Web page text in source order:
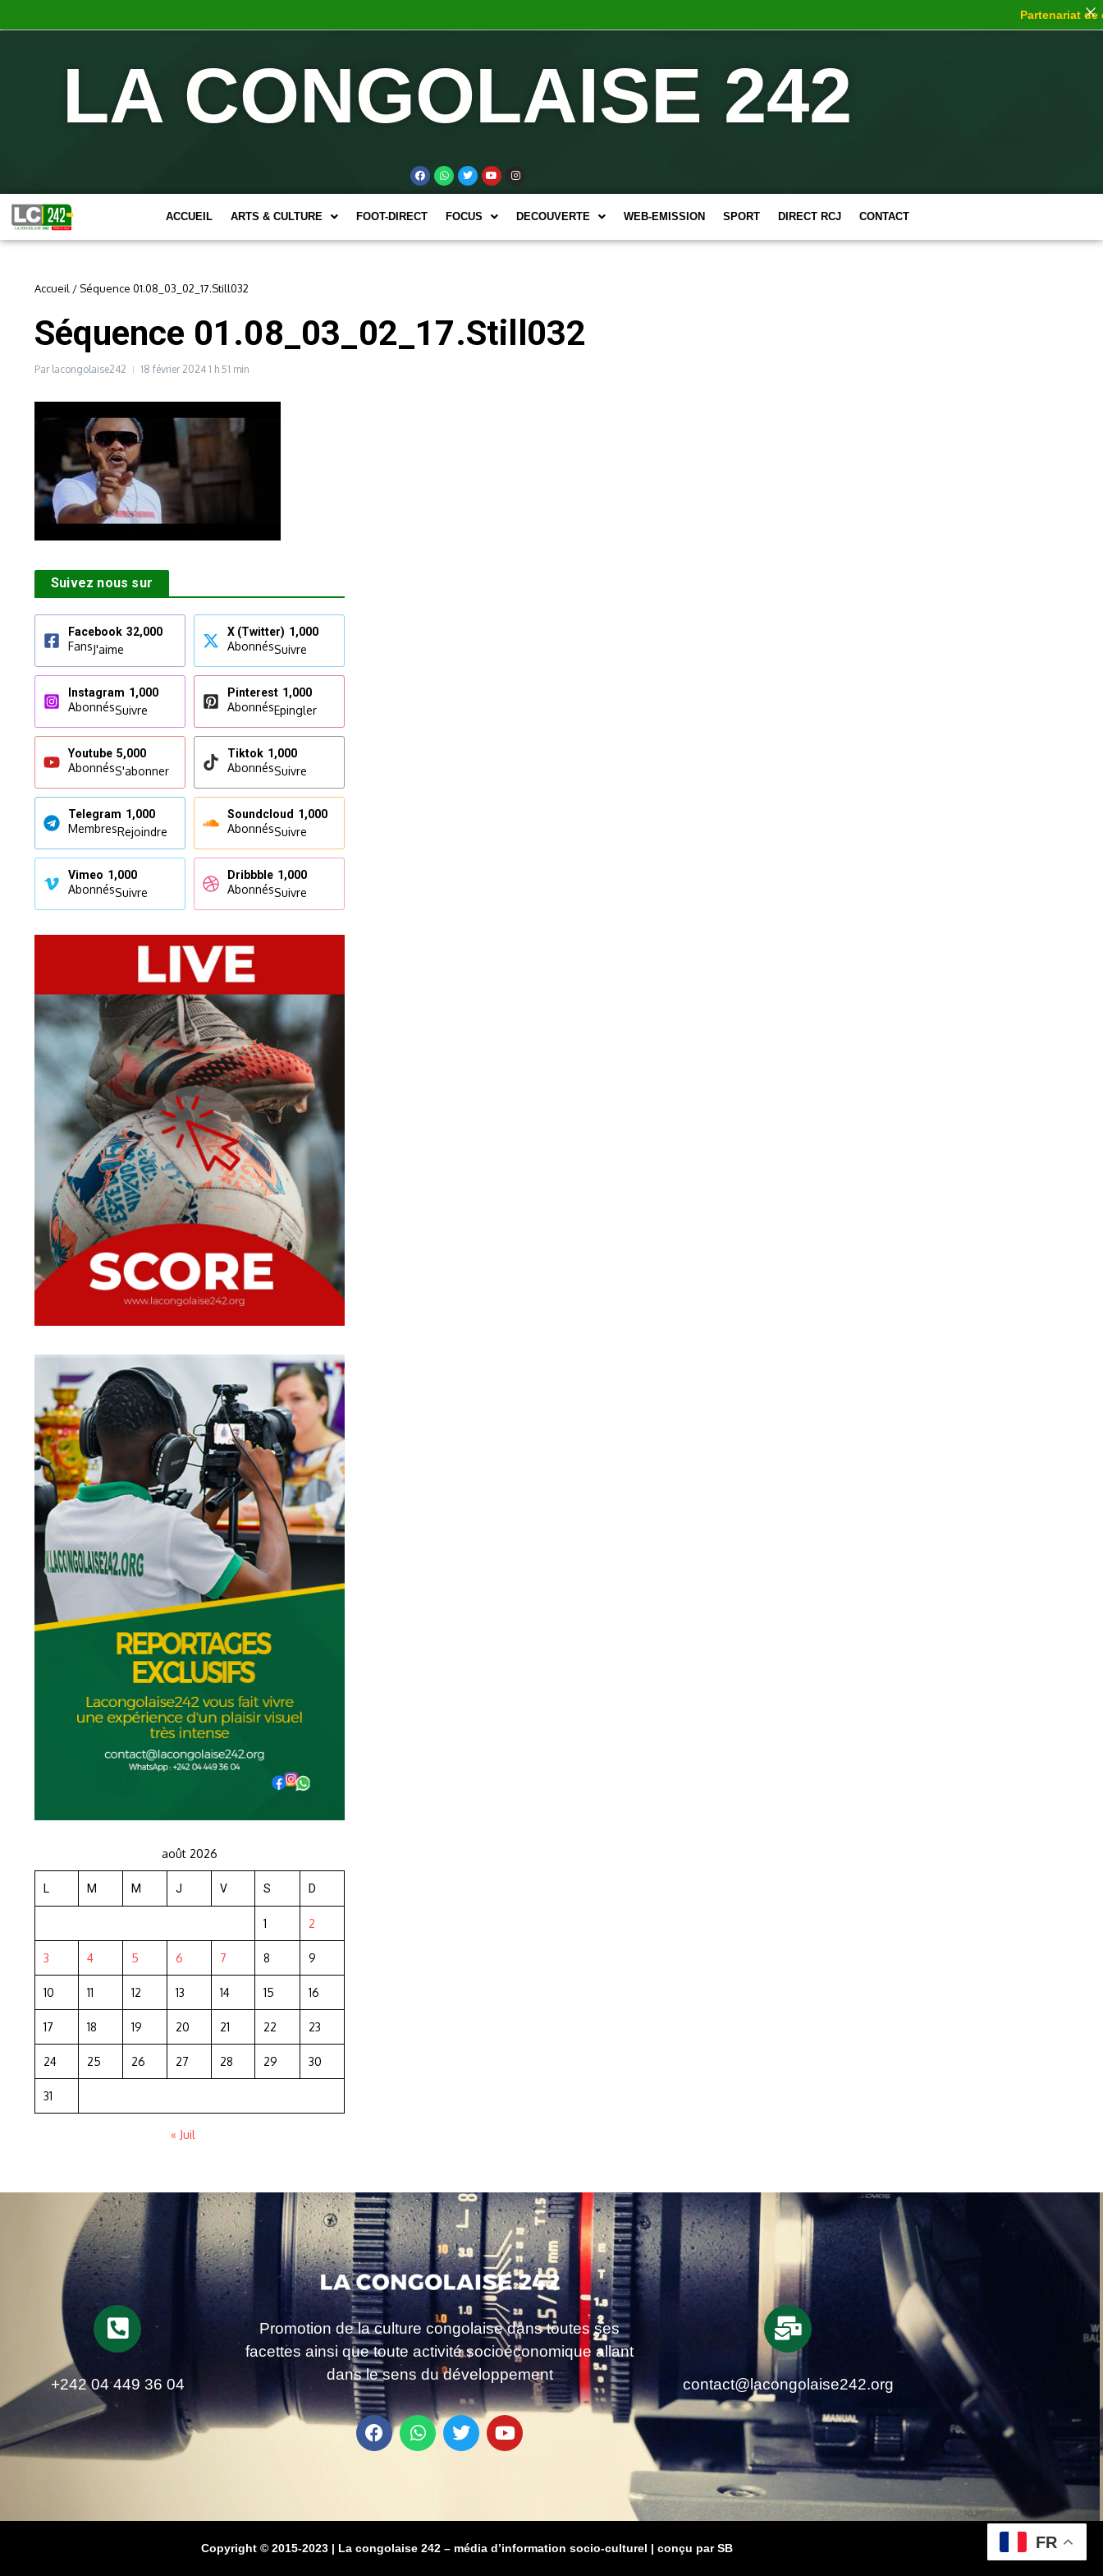
LA CONGOLAISE 242
ACCUEIL ARTS & CULTURE FOOT-DIRECT FOCUS DECOUVERTE WEB-EMISSION SPORT DIRECT RCJ CONTACT
Accueil / Séquence 01.08_03_02_17.Still032
Séquence 01.08_03_02_17.Still032
Par lacongolaise242 18 février 2024 1 h 51 min
Suivez nous sur
Facebook 32,000
FansJ'aime
X (Twitter) 1,000
AbonnésSuivre
Instagram 1,000
AbonnésSuivre
Pinterest 1,000
AbonnésEpingler
Youtube 5,000
AbonnésS'abonner
Tiktok 1,000
AbonnésSuivre
Telegram 1,000
MembresRejoindre
Soundcloud 1,000
AbonnésSuivre
Vimeo 1,000
AbonnésSuivre
Dribbble 1,000
AbonnésSuivre
août 2026
L M M J V S D
1 2
3 4 5 6 7 8 9
10 11 12 13 14 15 16
17 18 19 20 21 22 23
24 25 26 27 28 29 30
31
« Juil
+242 04 449 36 04
Promotion de la culture congolaise dans toutes ses
facettes ainsi que toute activité socioéconomique allant
dans le sens du développement
contact@lacongolaise242.org
Copyright © 2015-2023 | La congolaise 242 – média d’information socio-culturel | conçu par SB
Partenariat de
FR